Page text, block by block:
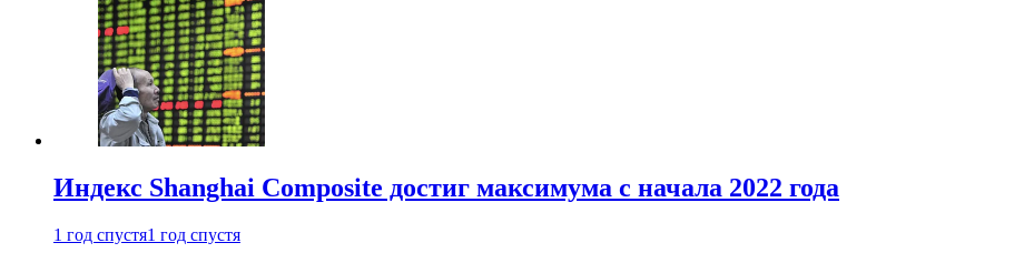
Индекс Shanghai Composite достиг максимума с начала 2022 года
1 год спустя1 год спустя